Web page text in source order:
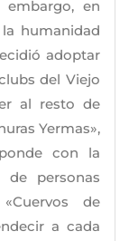
en
humanidad
adoptar
del Viejo
al resto de
Yermas»,
con la
de personas
de
a cada